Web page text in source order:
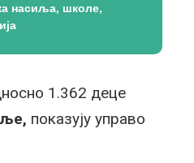
насиља, школе,
1.362 деце
показују управо